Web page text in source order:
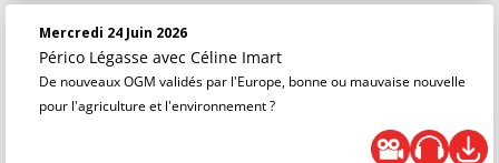
Mercredi 24 Juin 2026
Périco Légasse avec Céline Imart
De nouveaux OGM validés par l'Europe, bonne ou mauvaise nouvelle
pour l'agriculture et l'environnement ?